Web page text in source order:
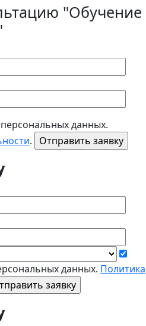
"Обучение
данных.
.
данных. Политика